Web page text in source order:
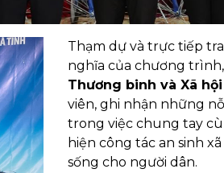
Thạm dự và trực tiếp
nghĩa của chương trình,
Thương binh và Xã
viên, ghi nhận những
trong việc chung tay
hiện công tác an sinh
sống cho người dân.